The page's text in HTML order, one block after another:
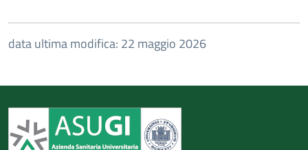
data ultima modifica: 22 maggio 2026